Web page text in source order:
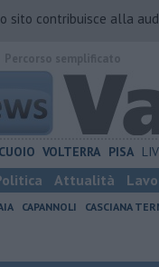
sito contribuisce alla
CUOIO VOLTERRA PISA
Attualità
CAPANNOLI CASCIANA